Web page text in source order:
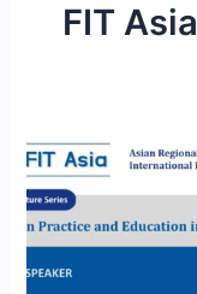
FIT Asia
Asia
organiza
conferencia
inaugural
sobre